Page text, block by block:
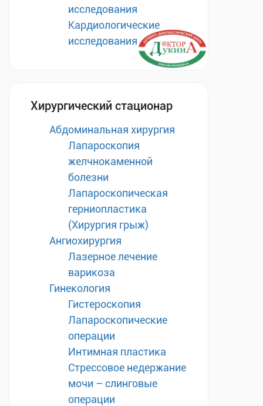
исследования
Кардиологические
исследования
Хирургический стационар
Абдоминальная хирургия
Лапароскопия
желчнокаменной
болезни
Лапароскопическая
герниопластика
(Хирургия грыж)
Ангиохирургия
Лазерное лечение
варикоза
Гинекология
Гистероскопия
Лапароскопические
операции
Интимная пластика
Стрессовое недержание
мочи – слинговые
операции